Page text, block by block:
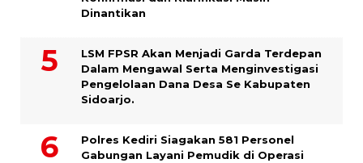
Dinantikan
LSM FPSR Akan Menjadi Garda Terdepan
Dalam Mengawal Serta Menginvestigasi
Pengelolaan Dana Desa Se Kabupaten
Sidoarjo.
Polres Kediri Siagakan 581 Personel
Gabungan Layani Pemudik di Operasi